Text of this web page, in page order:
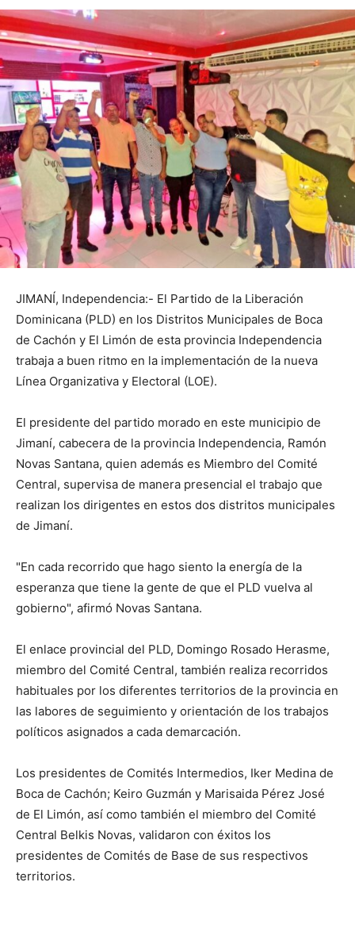
JIMANÍ, Independencia:- El Partido de la Liberación
Dominicana (PLD) en los Distritos Municipales de Boca
de Cachón y El Limón de esta provincia Independencia
trabaja a buen ritmo en la implementación de la nueva
Línea Organizativa y Electoral (LOE).
El presidente del partido morado en este municipio de
Jimaní, cabecera de la provincia Independencia, Ramón
Novas Santana, quien además es Miembro del Comité
Central, supervisa de manera presencial el trabajo que
realizan los dirigentes en estos dos distritos municipales
de Jimaní.
"En cada recorrido que hago siento la energía de la
esperanza que tiene la gente de que el PLD vuelva al
gobierno", afirmó Novas Santana.
El enlace provincial del PLD, Domingo Rosado Herasme,
miembro del Comité Central, también realiza recorridos
habituales por los diferentes territorios de la provincia en
las labores de seguimiento y orientación de los trabajos
políticos asignados a cada demarcación.
Los presidentes de Comités Intermedios, Iker Medina de
Boca de Cachón; Keiro Guzmán y Marisaida Pérez José
de El Limón, así como también el miembro del Comité
Central Belkis Novas, validaron con éxitos los
presidentes de Comités de Base de sus respectivos
territorios.